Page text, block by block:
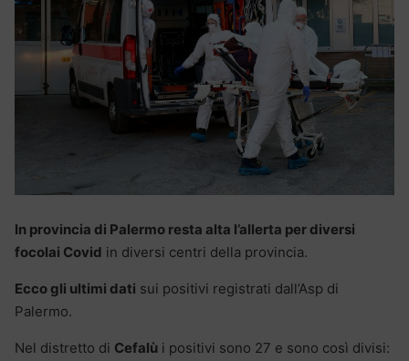
In provincia di Palermo resta alta l’allerta per diversi
focolai Covid in diversi centri della provincia.
Ecco gli ultimi dati sui positivi registrati dall’Asp di
Palermo.
Nel distretto di Cefalù i positivi sono 27 e sono così divisi: